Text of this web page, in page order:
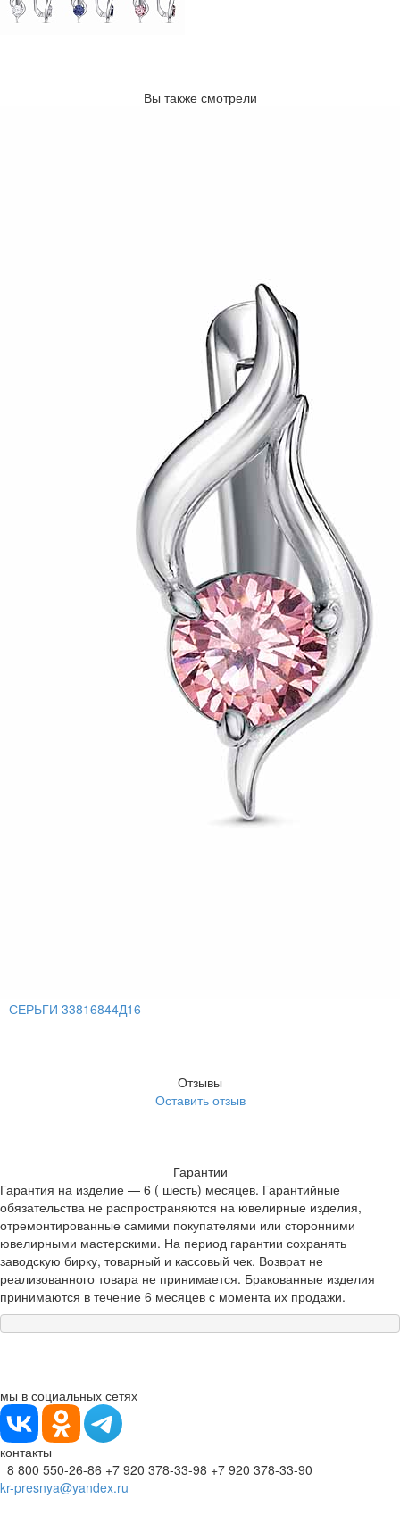
Вы также смотрели
СЕРЬГИ 33816844Д16
Отзывы
Оставить отзыв
Гарантии
Гарантия на изделие — 6 ( шесть) месяцев. Гарантийные
обязательства не распространяются на ювелирные изделия,
отремонтированные самими покупателями или сторонними
ювелирными мастерскими. На период гарантии сохранять
заводскую бирку, товарный и кассовый чек. Возврат не
реализованного товара не принимается. Бракованные изделия
принимаются в течение 6 месяцев с момента их продажи.
мы в социальных сетях
контакты
8 800 550-26-86 +7 920 378-33-98 +7 920 378-33-90
kr-presnya@yandex.ru